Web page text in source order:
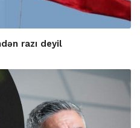
razı deyil